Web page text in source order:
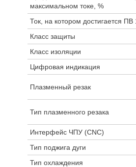
максимальном токе, %
Ток, на котором достигается ПВ
Класс защиты
Класс изоляции
Цифровая индикация
Плазменный резак
Тип плазменного резака
Интерфейс ЧПУ (CNC)
Тип поджига дуги
Тип охлаждения